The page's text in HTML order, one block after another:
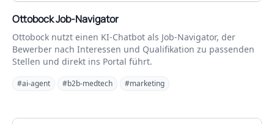
Ottobock Job-Navigator
Ottobock nutzt einen KI-Chatbot als Job-Navigator, der
Bewerber nach Interessen und Qualifikation zu passenden
Stellen und direkt ins Portal führt.
#ai-agent #b2b-medtech #marketing